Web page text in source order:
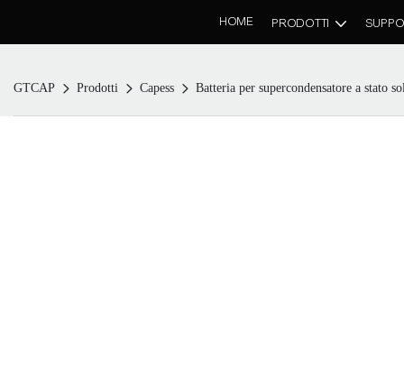
HOME PRODOTTI
GTCAP Prodotti Capess Batteria per supercondensatore a stato